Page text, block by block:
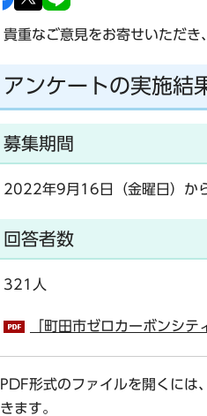
貴重なご意見をお寄せいただき
アンケートの実施結
募集期間
2022年9月16日（金曜日）か
回答者数
321人
「町田市ゼロカーボンシ
PDF形式のファイルを開くに
きます。